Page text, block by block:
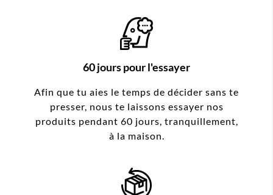
60 jours pour l'essayer
Afin que tu aies le temps de décider sans te
presser, nous te laissons essayer nos
produits pendant 60 jours, tranquillement,
à la maison.